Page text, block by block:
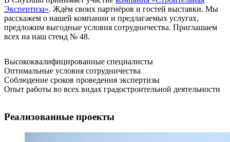
Экспертиза». Ждём своих партнёров и гостей выставки. Мы
расскажем о нашей компании и предлагаемых услугах,
предложим выгодные условия сотрудничества. Приглашаем
всех на наш стенд № 48.
Высококвалифицированные специалисты
Оптимальные условия сотрудничества
Соблюдение сроков проведения экспертизы
Опыт работы во всех видах градостроительной деятельности
Реализованные проекты